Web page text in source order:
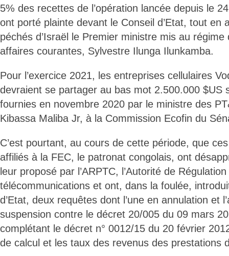
5% des recettes de l’opération lancée depuis le
ont porté plainte devant le Conseil d’Etat, tout en
péchés d’Israël le Premier ministre mis au régime
affaires courantes, Sylvestre Ilunga Ilunkamba.
Pour l’exercice 2021, les entreprises cellulaires
devraient se partager au bas mot 2.500.000 $US
fournies en novembre 2020 par le ministre des
Kibassa Maliba Jr, à la Commission Ecofin du
C’est pourtant, au cours de cette période, que
affiliés à la FEC, le patronat congolais, ont
leur proposé par l’ARPTC, l’Autorité de
télécommunications et ont, dans la foulée,
d’Etat, deux requêtes dont l’une en annulation et
suspension contre le décret 20/005 du 09 mars
complétant le décret n° 0012/15 du 20 février
de calcul et les taux des revenus des prestations